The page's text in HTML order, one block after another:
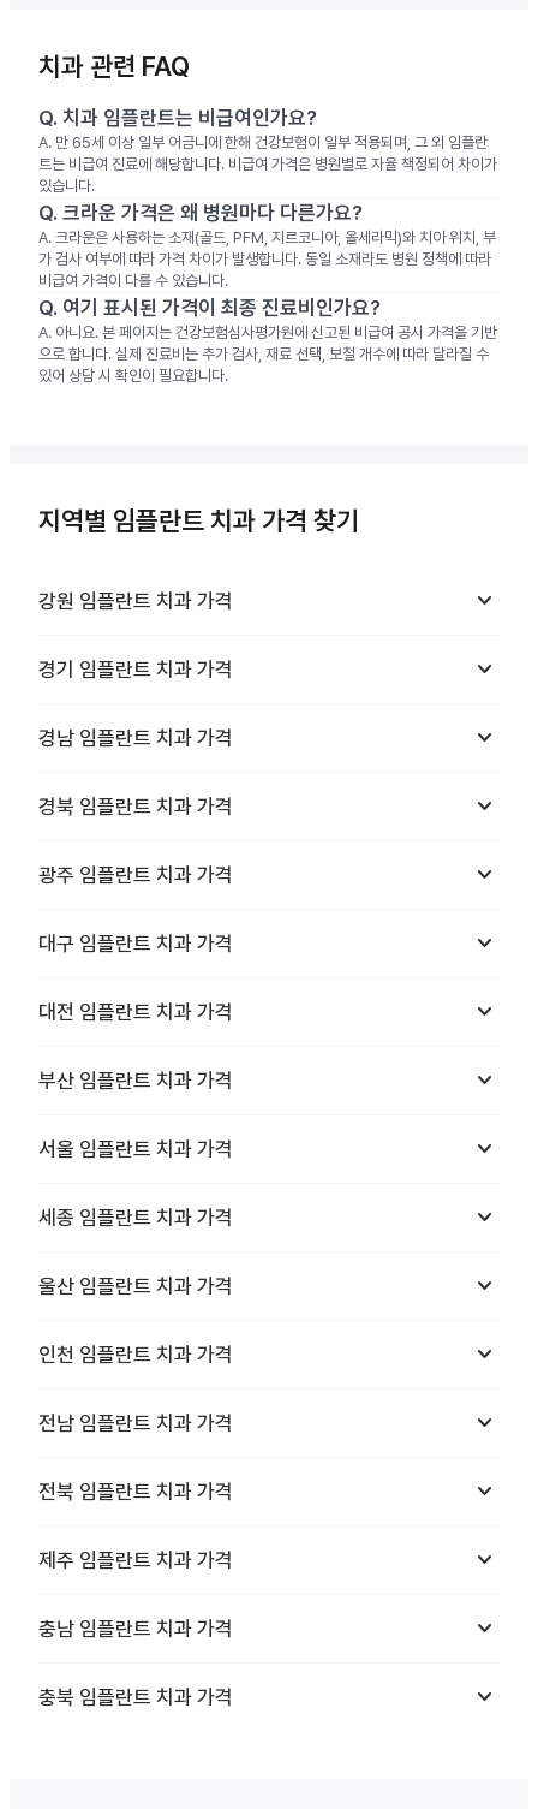
치과 관련 FAQ
Q. 치과 임플란트는 비급여인가요?
A. 만 65세 이상 일부 어금니에 한해 건강보험이 일부 적용되며, 그 외 임플란
트는 비급여 진료에 해당합니다. 비급여 가격은 병원별로 자율 책정되어 차이가
있습니다.
Q. 크라운 가격은 왜 병원마다 다른가요?
A. 크라운은 사용하는 소재(골드, PFM, 지르코니아, 올세라믹)와 치아 위치, 부
가 검사 여부에 따라 가격 차이가 발생합니다. 동일 소재라도 병원 정책에 따라
비급여 가격이 다를 수 있습니다.
Q. 여기 표시된 가격이 최종 진료비인가요?
A. 아니요. 본 페이지는 건강보험심사평가원에 신고된 비급여 공시 가격을 기반
으로 합니다. 실제 진료비는 추가 검사, 재료 선택, 보철 개수에 따라 달라질 수
있어 상담 시 확인이 필요합니다.
지역별 임플란트 치과 가격 찾기
강원 임플란트 치과 가격 keyboard_arrow_down
경기 임플란트 치과 가격 keyboard_arrow_down
경남 임플란트 치과 가격 keyboard_arrow_down
경북 임플란트 치과 가격 keyboard_arrow_down
광주 임플란트 치과 가격 keyboard_arrow_down
대구 임플란트 치과 가격 keyboard_arrow_down
대전 임플란트 치과 가격 keyboard_arrow_down
부산 임플란트 치과 가격 keyboard_arrow_down
서울 임플란트 치과 가격 keyboard_arrow_down
세종 임플란트 치과 가격 keyboard_arrow_down
울산 임플란트 치과 가격 keyboard_arrow_down
인천 임플란트 치과 가격 keyboard_arrow_down
전남 임플란트 치과 가격 keyboard_arrow_down
전북 임플란트 치과 가격 keyboard_arrow_down
제주 임플란트 치과 가격 keyboard_arrow_down
충남 임플란트 치과 가격 keyboard_arrow_down
충북 임플란트 치과 가격 keyboard_arrow_down